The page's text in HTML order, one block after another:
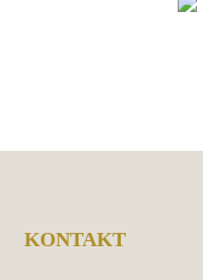
KONTAKT